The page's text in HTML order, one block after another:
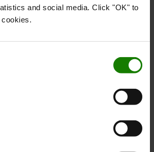
and social media. Click "OK" to
Kaizen-filosofi
dedikation til Kaizen – kontinuerlig
er et tydeligt eksempel på denne filosofi,
førercentreret ergonomi og markant
på CV’et fortsætter Toyota Material
nutidens operatørers behov.
den 6. februar 2026 i Frankfurt,